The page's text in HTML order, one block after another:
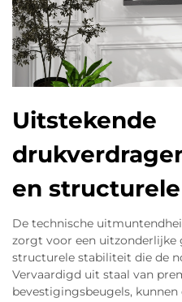
Uitstekende
en
De technische
zorgt voor een uitzonderlijke
structurele stabiliteit die de
Vervaardigd uit staal van
bevestigingsbeugels, kunnen